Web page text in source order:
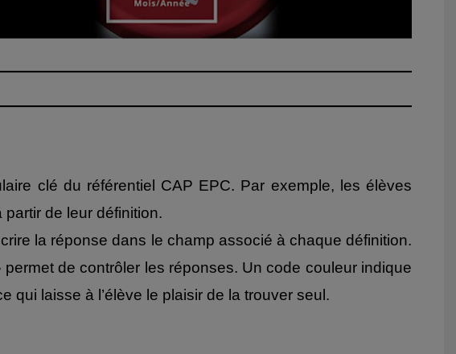
clé du référentiel CAP EPC. Par exemple, les élèves
de leur définition.
la réponse dans le champ associé à chaque définition.
de contrôler les réponses. Un code couleur indique
qui laisse à l’élève le plaisir de la trouver seul.